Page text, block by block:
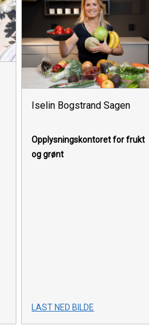
Iselin Bogstrand Sagen
Opplysningskontoret for frukt
og grønt
LAST NED BILDE